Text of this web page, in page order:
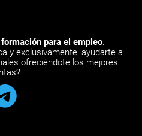
formación para el empleo.
y exclusivamente, ayudarte a
ofreciéndote los mejores